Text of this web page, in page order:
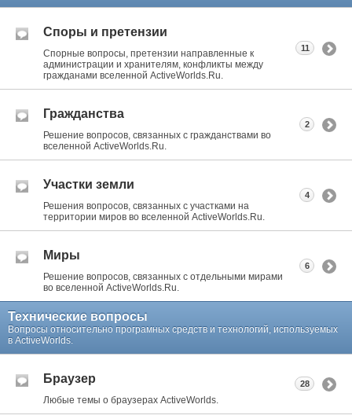
Споры и претензии
Спорные вопросы, претензии направленные к
администрации и хранителям, конфликты между
гражданами вселенной ActiveWorlds.Ru.
11
Гражданства
Решение вопросов, связанных с гражданствами во
вселенной ActiveWorlds.Ru.
2
Участки земли
Решения вопросов, связанных с участками на
территории миров во вселенной ActiveWorlds.Ru.
4
Миры
Решение вопросов, связанных с отдельными мирами
во вселенной ActiveWorlds.Ru.
6
Технические вопросы
Вопросы относительно програмных средств и технологий, используемых
в ActiveWorlds.
Браузер
Любые темы о браузерах ActiveWorlds.
28